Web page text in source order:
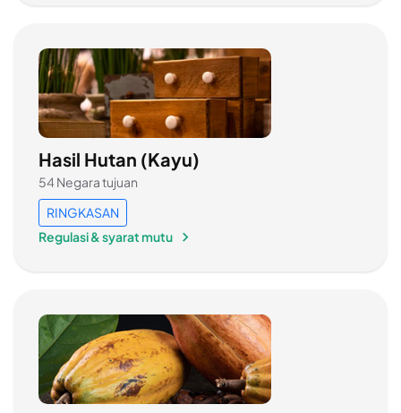
Hasil Hutan (Kayu)
54 Negara tujuan
RINGKASAN
Regulasi & syarat mutu